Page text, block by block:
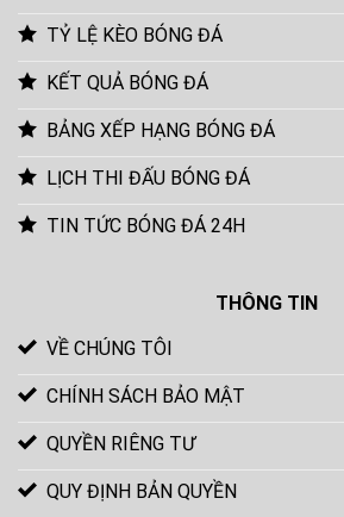
TỶ LỆ KÈO BÓNG ĐÁ
KẾT QUẢ BÓNG ĐÁ
BẢNG XẾP HẠNG BÓNG ĐÁ
LỊCH THI ĐẤU BÓNG ĐÁ
TIN TỨC BÓNG ĐÁ 24H
THÔNG TIN
VỀ CHÚNG TÔI
CHÍNH SÁCH BẢO MẬT
QUYỀN RIÊNG TƯ
QUY ĐỊNH BẢN QUYỀN